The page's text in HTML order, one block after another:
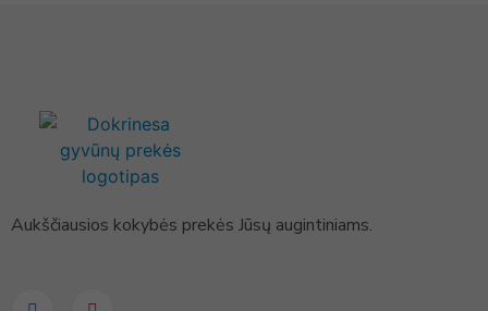
Aukščiausios kokybės prekės Jūsų augintiniams.